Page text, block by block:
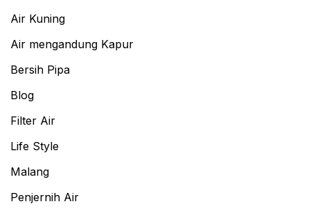
Air Kuning
Air mengandung Kapur
Bersih Pipa
Blog
Filter Air
Life Style
Malang
Penjernih Air